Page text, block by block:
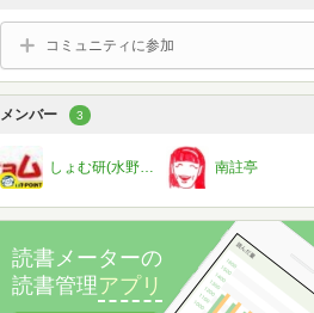
コミュニティに参加
メンバー 3
しょむ研(水野松太朗)†選挙マニア！？ 南註亭
読書メーターの
読書管理アプリ